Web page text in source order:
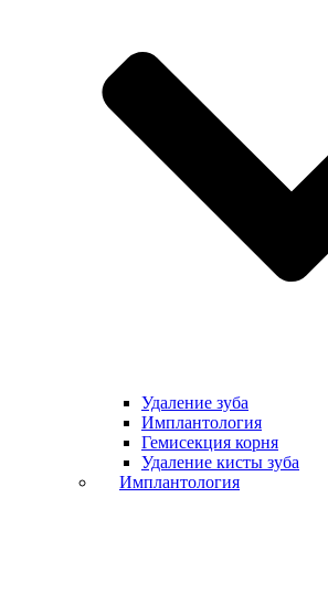
Удаление зуба
Имплантология
Гемисекция корня
Удаление кисты зуба
Имплантология